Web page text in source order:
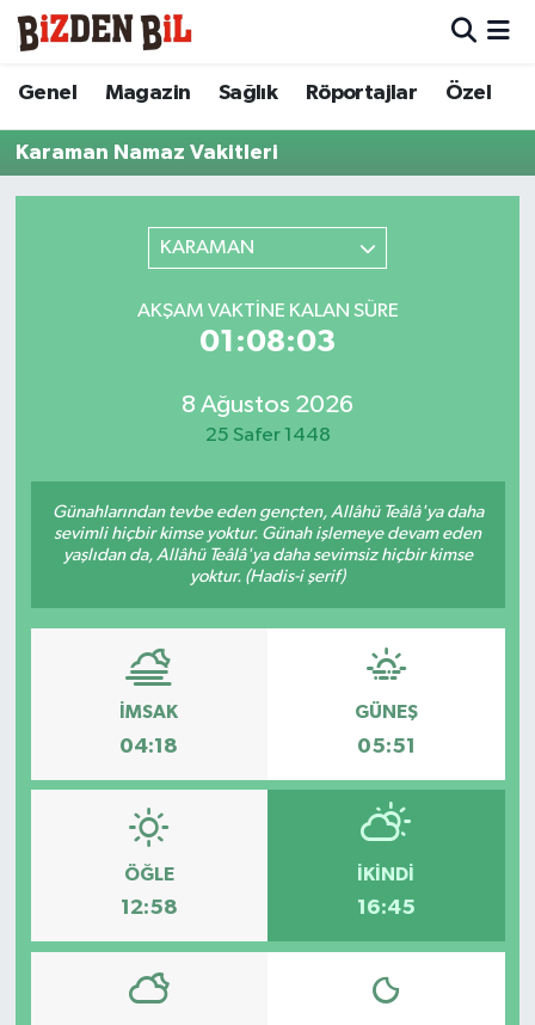
Genel Magazin Sağlık Röportajlar Özel
Karaman Namaz Vakitleri
KARAMAN
AKŞAM VAKTINE KALAN SÜRE
01:08:03
8 Ağustos 2026
25 Safer 1448
Günahlarından tevbe eden gençten, Allâhü Teâlâ'ya daha
sevimli hiçbir kimse yoktur. Günah işlemeye devam eden
yaşlıdan da, Allâhü Teâlâ'ya daha sevimsiz hiçbir kimse
yoktur. (Hadis-i şerif)
İMSAK
04:18
GÜNEŞ
05:51
ÖĞLE
12:58
İKINDI
16:45
Hava Durumu
Trafik Durumu
Tüm Manşetler
Son Dakika Haberleri